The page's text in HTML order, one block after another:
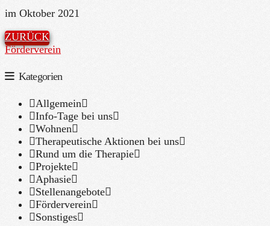
im Oktober 2021
ZURÜCK
Förderverein
Kategorien
Allgemein
Info-Tage bei uns
Wohnen
Therapeutische Aktionen bei uns
Rund um die Therapie
Projekte
Aphasie
Stellenangebote
Förderverein
Sonstiges